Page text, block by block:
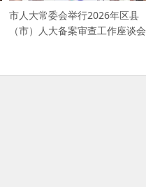
市人大常委会举行2026年区县
（市）人大备案审查工作座谈会